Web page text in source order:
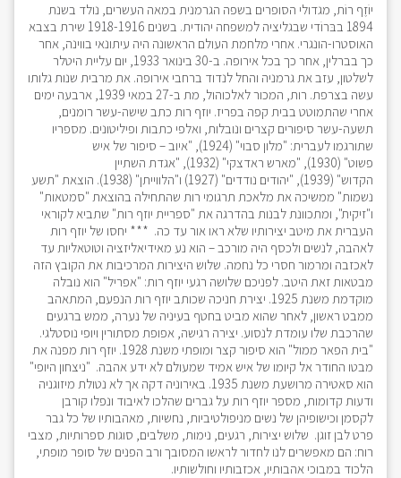
יוֹזֶף רוֹת, מגדולי הסופרים בשפה הגרמנית במאה העשרים, נולד בשנת
1894 בבּרוֹדי שבגליציה למשפחה יהודית. בשנים 1918-1916 שירת בצבא
האוסטרו-הונגרי. אחרי מלחמת העולם הראשונה היה עיתונאי בווינה, אחר
כך בברלין, אחר כך בכל אירופה. ב-30 בינואר 1933, יום עליית היטלר
לשלטון, עזב את גרמניה והחל לנדוד ברחבי אירופה. את מרבית שנות גלותו
עשה בצרפת. רות, המכור לאלכוהול, מת ב-27 במאי 1939, ארבעה ימים
אחרי שהתמוטט בבית קפה בפריז. יוזף רות כתב שישה-עשר רומנים,
תשעה-עשר סיפורים קצרים ונובלות, ואלפי כתבות ופיליטונים. מספריו
שתורגמו לעברית: "מלון סבוי" (1924), "איוב – סיפור של איש
פשוט" (1930), "מארש ראדצקי" (1932), "אגדת השתיין
הקדוש" (1939), "יהודים נודדים" (1927) ו"הלווייתן" (1938). הוצאת "תשע
נשמות" ממשיכה את מלאכת תרגומי רות שהתחילה בהוצאת "סמטאות"
ו"זיקית", ומתכוונת לבנות בהדרגה את "ספריית יוזף רות" שתביא לקוראי
העברית את מיטב יצירותיו שלא ראו אור עד כה. *** יחסו של יוזף רות
לאהבה, לנשים ולכסף היה מורכב – הוא נע מאידיאליזציה וטוטאליות עד
לאכזבה ומרמור חסרי כל נחמה. שלוש היצירות המרכיבות את הקובץ הזה
מבטאות זאת היטב. לפניכם שלושה רגעי יוזף רות: "אפריל" הוא נובלה
מוקדמת משנת 1925. יצירת חניכה שכותב יוזף רות הנפעם, המתאהב
ממבט ראשון, לאחר שהוא מביט בחטף בעיניה של נערה, ממש ברגעים
שהרכבת שלו עומדת לנסוע. יצירה רגישה, אפופת מסתורין ויופי נוסטלגי.
"בית הפאר ממול" הוא סיפור קצר ומופתי משנת 1928. יוזף רות מפנה את
מבטו החודר אל קיומו של איש אמיד שמעולם לא ידע אהבה. "ניצחון היופי"
הוא סאטירה מרושעת משנת 1935. באירוניה דקה אך לא נטולת מיזוגניה
ודעות קדומות, מספר יוזף רות על גברים שהלכו לאיבוד ונפלו קורבן
לקסמן וכישופיהן של נשים מניפולטיביות, נחשיות, מאהבותיו של כל גבר
פרט לבן זוגן. שלוש יצירות, רגעים, נימות, משלבים, סוגות ספרותיות, מצבי
רוח: הם מאפשרים לנו לחדור לראשו המסובך ורב הפנים של סופר מופתי,
הלכוד במבוכי אהבותיו, אכזבותיו וחולשותיו.